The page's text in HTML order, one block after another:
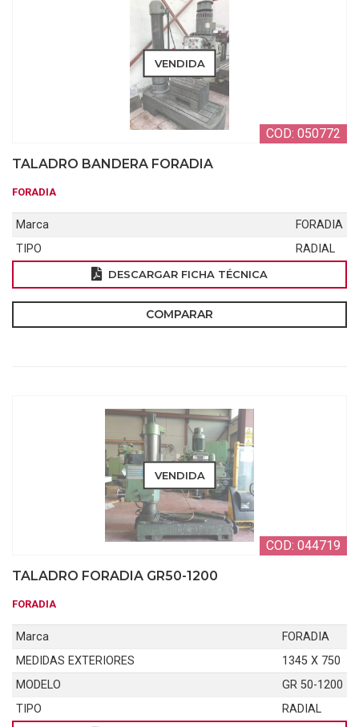
COD: 050772
VENDIDA
TALADRO BANDERA FORADIA
FORADIA
Marca
FORADIA
TIPO
RADIAL
DESCARGAR FICHA TÉCNICA
COMPARAR
COD: 044719
VENDIDA
TALADRO FORADIA GR50-1200
FORADIA
Marca
FORADIA
MEDIDAS EXTERIORES
1345 X 750
MODELO
GR 50-1200
TIPO
RADIAL